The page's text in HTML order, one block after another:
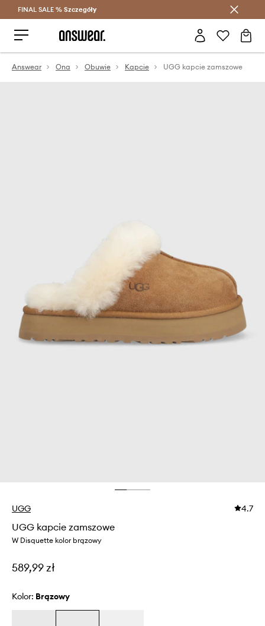
Oszczędzaj z Answear Club >
FINAL SALE % Szczegóły
Answear Ona Obuwie Kapcie UGG kapcie zamszowe
UGG 4.7
UGG kapcie zamszowe
W Disquette kolor brązowy
589,99 zł
Kolor: brązowy